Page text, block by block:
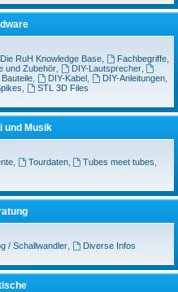
RuH Knowledge Base, Fachbegriffe,
und Zubehör, DIY-Lautsprecher,
Bauteile, DIY-Kabel, DIY-Anleitungen,
STL 3D Files
und Musik
, Tourdaten, Tubes meet tubes
/ Schallwandler,
Diverse Infos